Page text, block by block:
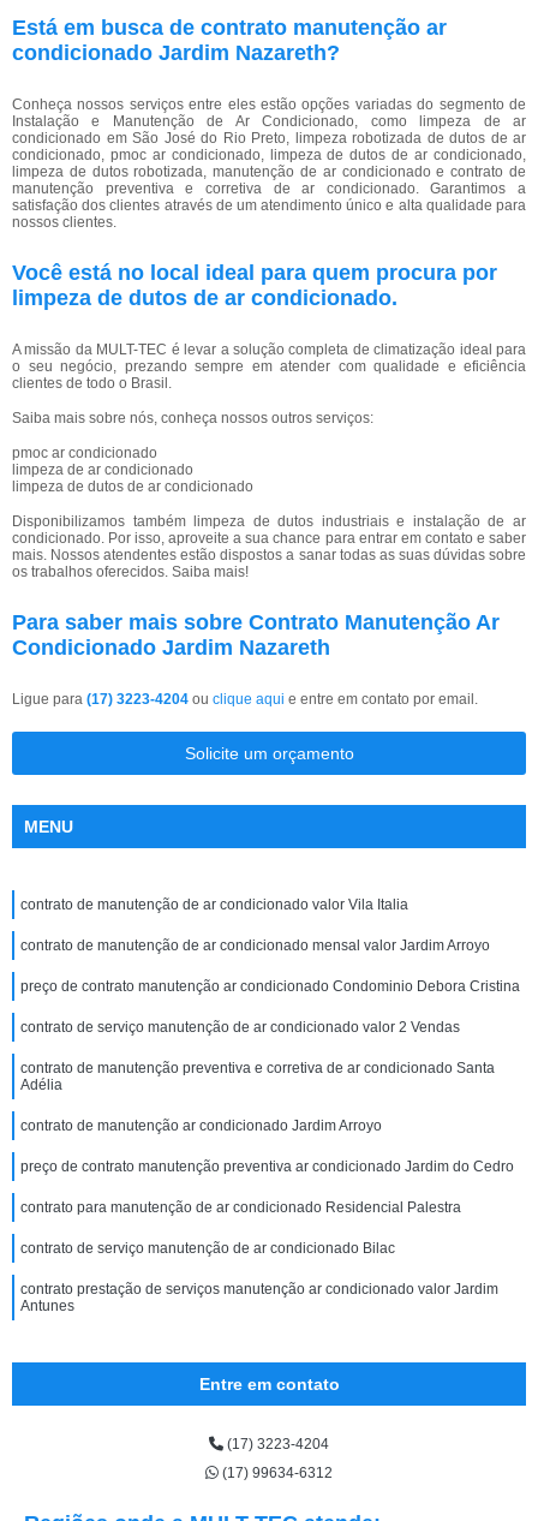
Está em busca de contrato manutenção ar
condicionado Jardim Nazareth?
Conheça nossos serviços entre eles estão opções variadas do segmento de
Instalação e Manutenção de Ar Condicionado, como limpeza de ar
condicionado em São José do Rio Preto, limpeza robotizada de dutos de ar
condicionado, pmoc ar condicionado, limpeza de dutos de ar condicionado,
limpeza de dutos robotizada, manutenção de ar condicionado e contrato de
manutenção preventiva e corretiva de ar condicionado. Garantimos a
satisfação dos clientes através de um atendimento único e alta qualidade para
nossos clientes.
Você está no local ideal para quem procura por
limpeza de dutos de ar condicionado.
A missão da MULT-TEC é levar a solução completa de climatização ideal para
o seu negócio, prezando sempre em atender com qualidade e eficiência
clientes de todo o Brasil.
Saiba mais sobre nós, conheça nossos outros serviços:
pmoc ar condicionado
limpeza de ar condicionado
limpeza de dutos de ar condicionado
Disponibilizamos também limpeza de dutos industriais e instalação de ar
condicionado. Por isso, aproveite a sua chance para entrar em contato e saber
mais. Nossos atendentes estão dispostos a sanar todas as suas dúvidas sobre
os trabalhos oferecidos. Saiba mais!
Para saber mais sobre Contrato Manutenção Ar
Condicionado Jardim Nazareth
Ligue para (17) 3223-4204 ou clique aqui e entre em contato por email.
Solicite um orçamento
MENU
contrato de manutenção de ar condicionado valor Vila Italia
contrato de manutenção de ar condicionado mensal valor Jardim Arroyo
preço de contrato manutenção ar condicionado Condominio Debora Cristina
contrato de serviço manutenção de ar condicionado valor 2 Vendas
contrato de manutenção preventiva e corretiva de ar condicionado Santa
Adélia
contrato de manutenção ar condicionado Jardim Arroyo
preço de contrato manutenção preventiva ar condicionado Jardim do Cedro
contrato para manutenção de ar condicionado Residencial Palestra
contrato de serviço manutenção de ar condicionado Bilac
contrato prestação de serviços manutenção ar condicionado valor Jardim
Antunes
Entre em contato
(17) 3223-4204
(17) 99634-6312